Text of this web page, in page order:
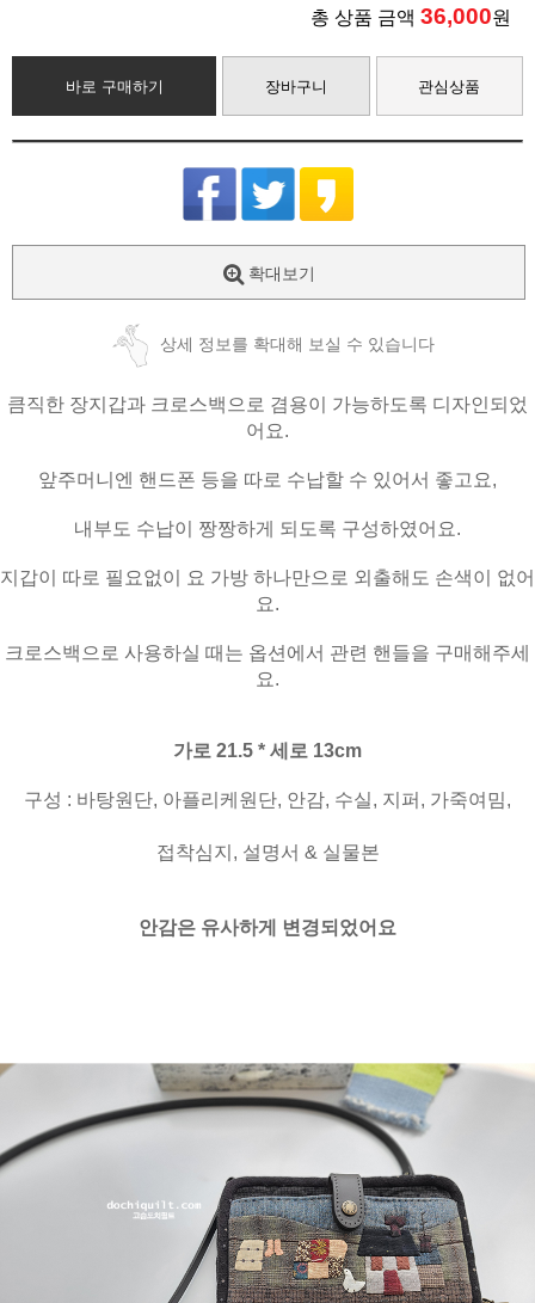
총 상품 금액 36,000원
바로 구매하기 장바구니 관심상품
확대보기
상세 정보를 확대해 보실 수 있습니다
큼직한 장지갑과 크로스백으로 겸용이 가능하도록 디자인되었
어요.
앞주머니엔 핸드폰 등을 따로 수납할 수 있어서 좋고요,
내부도 수납이 짱짱하게 되도록 구성하였어요.
지갑이 따로 필요없이 요 가방 하나만으로 외출해도 손색이 없어
요.
크로스백으로 사용하실 때는 옵션에서 관련 핸들을 구매해주세
요.
가로 21.5 * 세로 13cm
구성 : 바탕원단, 아플리케원단, 안감, 수실, 지퍼, 가죽여밈,
접착심지, 설명서 & 실물본
안감은 유사하게 변경되었어요